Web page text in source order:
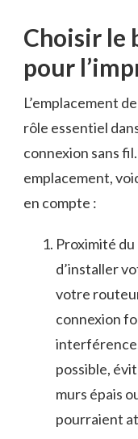
Choisir le
pour
L’emplacement
rôle essentiel
connexion sans
emplacement,
en‌ compte⁤ :
Proximité
d’installer
votre
connexion
possible,
murs épais
pourraient